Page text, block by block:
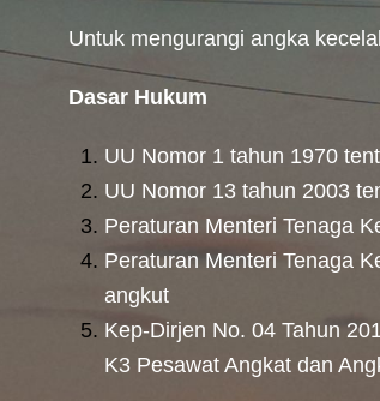
Untuk mengurangi angka
Dasar Hukum
UU Nomor 1 tahun 1970
UU Nomor 13 tahun 2003
Peraturan Menteri Tenaga
Peraturan Menteri Tenaga
angkut
Kep-Dirjen No. 04 Tahun
K3 Pesawat Angkat dan